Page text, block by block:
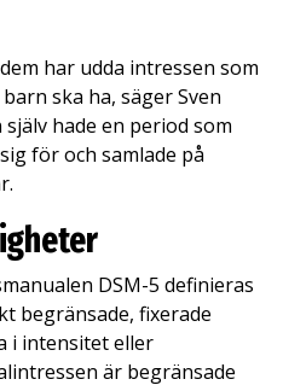
har udda intressen som
ska ha, säger Sven
hade en period som
för och samlade på
DSM-5 definieras
begränsade, fixerade
i intensitet eller
är begränsade